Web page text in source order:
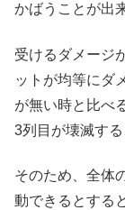
かばうことが出
受けるダメージ
ットが均等にダ
が無い時と比べ
3列目が壊滅する
そのため、全体
動できるとする